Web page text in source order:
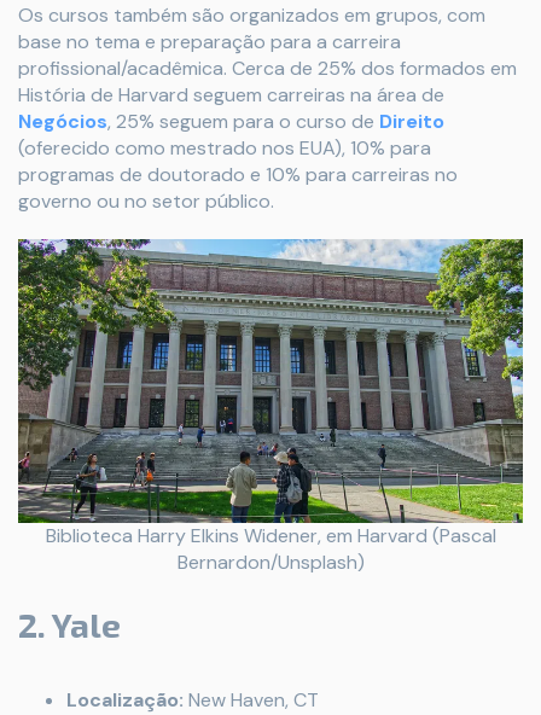
Os cursos também são organizados em grupos, com
base no tema e preparação para a carreira
profissional/acadêmica. Cerca de 25% dos formados em
História de Harvard seguem carreiras na área de
Negócios, 25% seguem para o curso de Direito
(oferecido como mestrado nos EUA), 10% para
programas de doutorado e 10% para carreiras no
governo ou no setor público.
Biblioteca Harry Elkins Widener, em Harvard (Pascal
Bernardon/Unsplash)
2. Yale
Localização: New Haven, CT